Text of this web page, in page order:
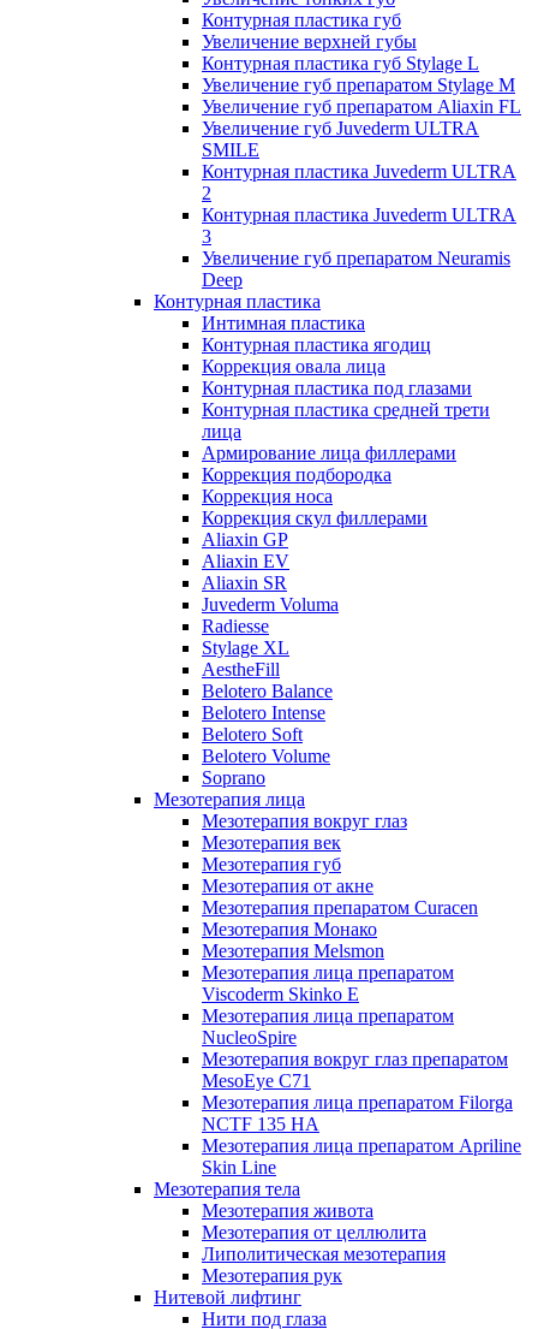
Контурная пластика губ
Увеличение верхней губы
Контурная пластика губ Stylage L
Увеличение губ препаратом Stylage M
Увеличение губ препаратом Aliaxin FL
Увеличение губ Juvederm ULTRA
SMILE
Контурная пластика Juvederm ULTRA
2
Контурная пластика Juvederm ULTRA
3
Увеличение губ препаратом Neuramis
Deep
Контурная пластика
Интимная пластика
Контурная пластика ягодиц
Коррекция овала лица
Контурная пластика под глазами
Контурная пластика средней трети
лица
Армирование лица филлерами
Коррекция подбородка
Коррекция носа
Коррекция скул филлерами
Aliaxin GP
Aliaxin EV
Aliaxin SR
Juvederm Voluma
Radiesse
Stylage XL
AestheFill
Belotero Balance
Belotero Intense
Belotero Soft
Belotero Volume
Soprano
Мезотерапия лица
Мезотерапия вокруг глаз
Мезотерапия век
Мезотерапия губ
Мезотерапия от акне
Мезотерапия препаратом Curacen
Мезотерапия Монако
Мезотерапия Melsmon
Мезотерапия лица препаратом
Viscoderm Skinko E
Мезотерапия лица препаратом
NucleoSpire
Мезотерапия вокруг глаз препаратом
MesoEye С71
Мезотерапия лица препаратом Filorga
NCTF 135 HA
Мезотерапия лица препаратом Apriline
Skin Line
Мезотерапия тела
Мезотерапия живота
Мезотерапия от целлюлита
Липолитическая мезотерапия
Мезотерапия рук
Нитевой лифтинг
Нити под глаза